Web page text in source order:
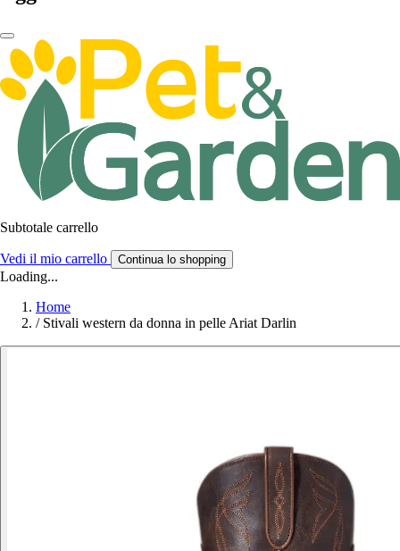
Subtotale carrello
Vedi il mio carrello Continua lo shopping
Loading...
Home
/ Stivali western da donna in pelle Ariat Darlin